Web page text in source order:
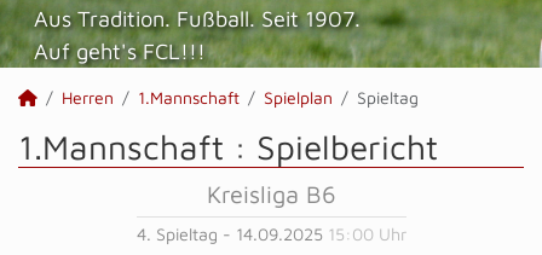
Aus Tradition. Fußball. Seit 1907.
Auf geht's FCL!!!
Herren 1.Mannschaft Spielplan Spieltag
1.Mannschaft : Spielbericht
Kreisliga B6
4. Spieltag - 14.09.2025 15:00 Uhr